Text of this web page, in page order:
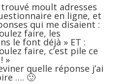
trouvé moult adresses
en ligne, et
qui me disaient :
faire, les
le font déjà » ET :
faire, c’est pile ce
»
quelle réponse j’ai
…. 🙂